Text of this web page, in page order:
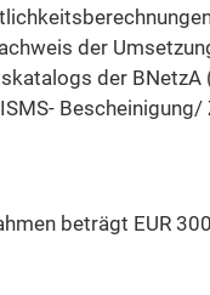
der
der BNetzA
beträgt EUR